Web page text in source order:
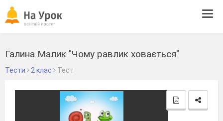
Галина Малик "Чому равлик ховається"
Тести 2 клас Тест